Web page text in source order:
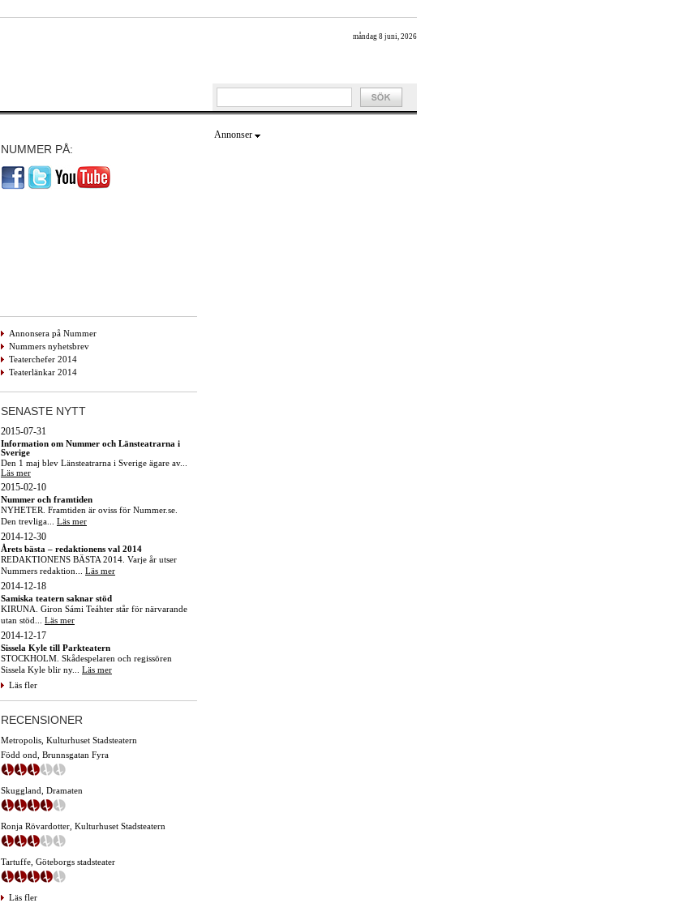
måndag 8 juni, 2026
NUMMER PÅ:
Annonsera på Nummer
Nummers nyhetsbrev
Teaterchefer 2014
Teaterlänkar 2014
SENASTE NYTT
2015-07-31
Information om Nummer och Länsteatrarna i
Sverige
Den 1 maj blev Länsteatrarna i Sverige ägare av...
Läs mer
2015-02-10
Nummer och framtiden
NYHETER. Framtiden är oviss för Nummer.se.
Den trevliga... Läs mer
2014-12-30
Årets bästa – redaktionens val 2014
REDAKTIONENS BÄSTA 2014. Varje år utser
Nummers redaktion... Läs mer
2014-12-18
Samiska teatern saknar stöd
KIRUNA. Giron Sámi Teáhter står för närvarande
utan stöd... Läs mer
2014-12-17
Sissela Kyle till Parkteatern
STOCKHOLM. Skådespelaren och regissören
Sissela Kyle blir ny... Läs mer
Läs fler
RECENSIONER
Metropolis, Kulturhuset Stadsteatern
Född ond, Brunnsgatan Fyra
Skuggland, Dramaten
Ronja Rövardotter, Kulturhuset Stadsteatern
Tartuffe, Göteborgs stadsteater
Läs fler
Annonser